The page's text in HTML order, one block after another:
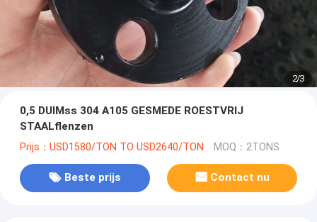
2/3
0,5 DUIMss 304 A105 GESMEDE ROESTVRIJ
STAALflenzen
Prijs：USD1580/TON TO USD2640/TON MOQ：2TONS
Beste prijs Contact nu